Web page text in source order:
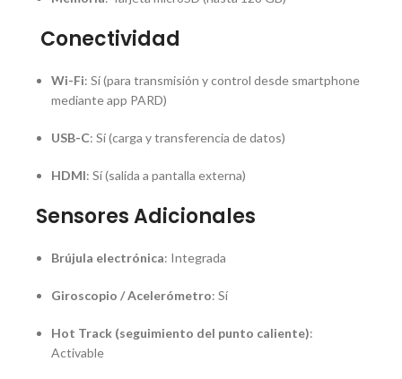
Conectividad
Wi-Fi: Sí (para transmisión y control desde smartphone
mediante app PARD)
USB-C: Sí (carga y transferencia de datos)
HDMI: Sí (salida a pantalla externa)
Sensores Adicionales
Brújula electrónica: Integrada
Giroscopio / Acelerómetro: Sí
Hot Track (seguimiento del punto caliente):
Activable